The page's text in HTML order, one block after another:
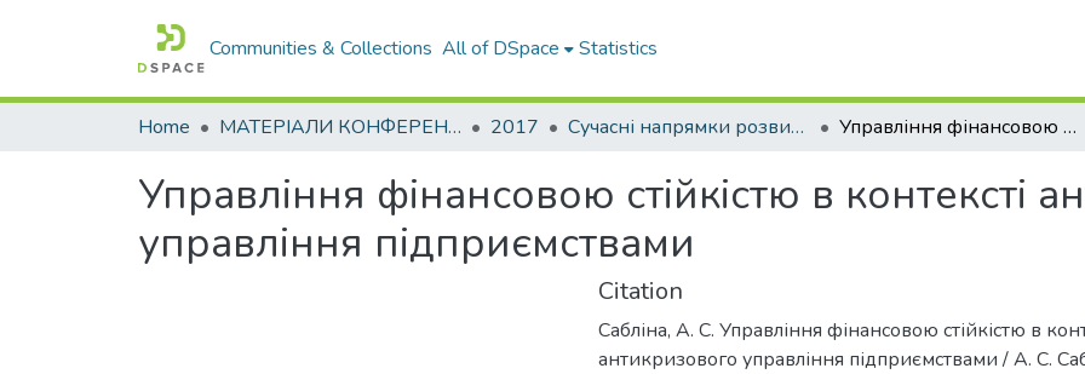
Communities & Collections All of DSpace Statistics
Home МАТЕРІАЛИ КОНФЕРЕНЦІЙ 2017 Сучасні напрямки розвитку економіки і менеджменту на підприємствах України Управління фінансовою стійкістю в контексті антикризового управління підприємствами
Управління фінансовою стійкістю в контексті
управління підприємствами
Citation
Сабліна, А. С. Управління фінансовою стійкістю в
антикризового управління підприємствами / А. С.